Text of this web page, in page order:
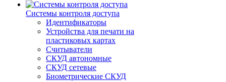
Системы контроля доступа
Идентификаторы
Устройства для печати на
пластиковых картах
Считыватели
СКУД автономные
СКУД сетевые
Биометрические СКУД